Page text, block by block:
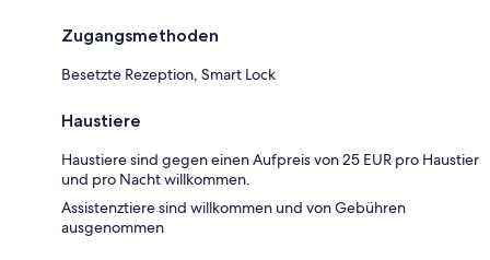
Zugangsmethoden
Besetzte Rezeption, Smart Lock
Haustiere
Haustiere sind gegen einen Aufpreis von 25 EUR pro Haustier
und pro Nacht willkommen.
Assistenztiere sind willkommen und von Gebühren
ausgenommen